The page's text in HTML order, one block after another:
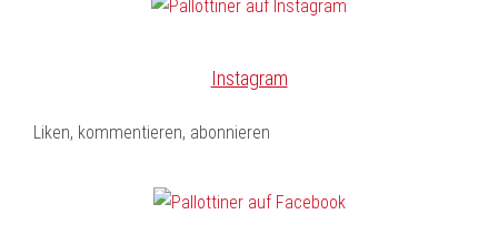
Instagram
Liken, kommentieren, abonnieren